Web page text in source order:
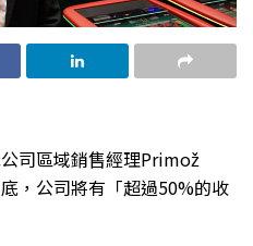
司區域銷售經理Primož
，公司將有「超過50%的收